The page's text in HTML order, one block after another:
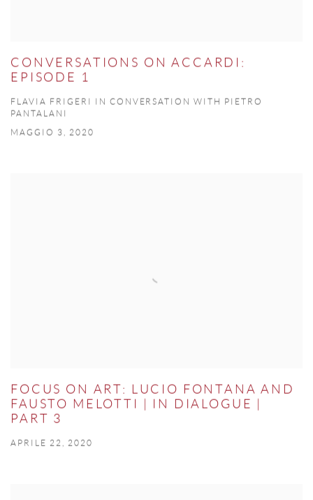
CONVERSATIONS ON ACCARDI:
EPISODE 1
FLAVIA FRIGERI IN CONVERSATION WITH PIETRO
PANTALANI
MAGGIO 3, 2020
FOCUS ON ART: LUCIO FONTANA AND
FAUSTO MELOTTI | IN DIALOGUE |
PART 3
APRILE 22, 2020